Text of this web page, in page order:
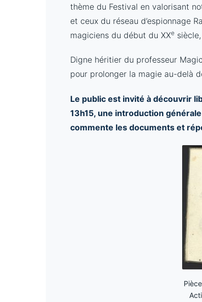
thème du Festival en valorisant
et ceux du réseau d’espionnage
magiciens du début du XXe
Digne héritier du professeur
pour prolonger la magie au-delà
Le public est invité à découvrir
13h15, une introduction
commente les documents et